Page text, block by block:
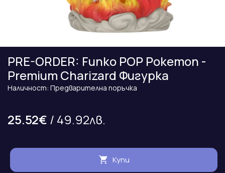
PRE-ORDER: Funko POP Pokemon -
Premium Charizard Фигурка
Наличност: Предварителна поръчка
25.52€ / 49.92лв.
Купи